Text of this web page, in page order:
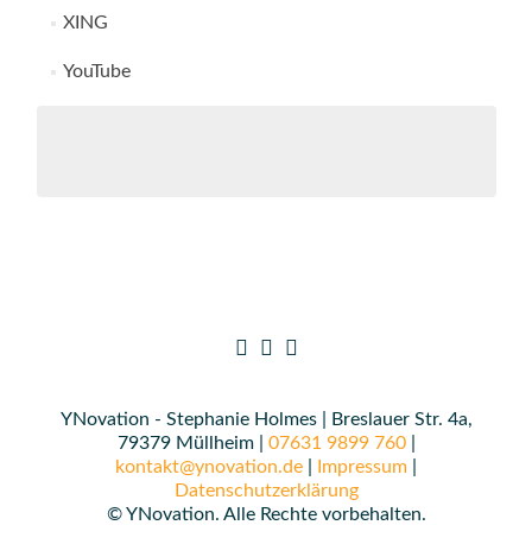
XING
YouTube
YNovation - Stephanie Holmes | Breslauer Str. 4a,
79379 Müllheim | 07631 9899 760|
kontakt@ynovation.de
Impressum
Datenschutzerklärung
© YNovation. Alle Rechte vorbehalten.